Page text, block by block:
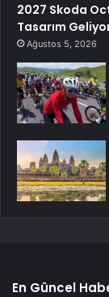
2027 Skoda
Tasarım
Ağustos 5, 2026
En Güncel